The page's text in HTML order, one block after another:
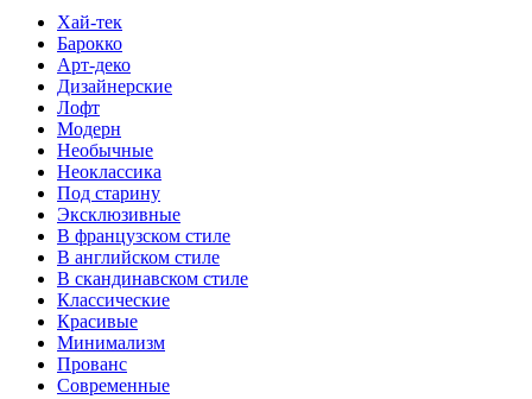
Хай-тек
Барокко
Арт-деко
Дизайнерские
Лофт
Модерн
Необычные
Неоклассика
Под старину
Эксклюзивные
В французском стиле
В английском стиле
В скандинавском стиле
Классические
Красивые
Минимализм
Прованс
Современные